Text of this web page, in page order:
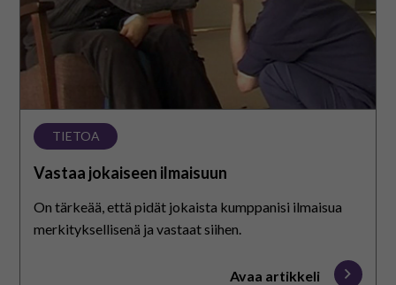
TIETOA
Vastaa jokaiseen ilmaisuun
On tärkeää, että pidät jokaista kumppanisi ilmaisua
merkityksellisenä ja vastaat siihen.
Avaa artikkeli